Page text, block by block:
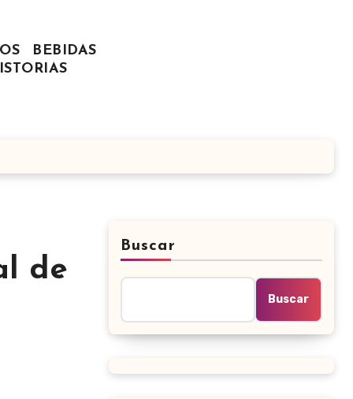
BEBIDAS
de
Buscar
Buscar